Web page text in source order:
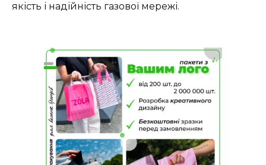
якість і надійність газової мережі.